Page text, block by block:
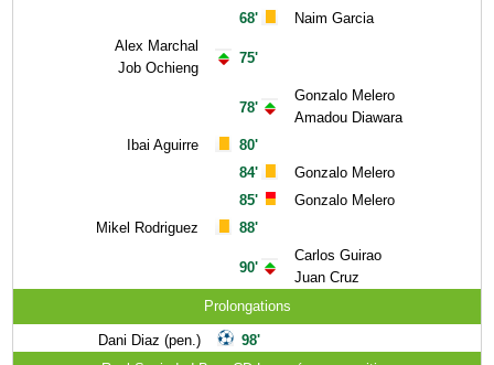
Alex Marchal
Job Ochieng
Ibai Aguirre
Mikel Rodriguez
68'
75'
78'
80'
84'
85'
88'
90'
Naim Garcia
Gonzalo Melero
Amadou Diawara
Gonzalo Melero
Gonzalo Melero
Carlos Guirao
Juan Cruz
Prolongations
Dani Diaz (pen.)
98'